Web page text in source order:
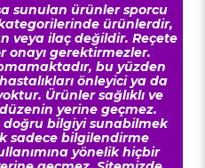
sunulan ürünler sporcu
kategorilerinde ürünlerdir,
veya ilaç değildir. Reçete
onayı gerektirmezler.
bu yüzden
önleyici ya da
Ürünler sağlıklı ve
yerine geçmez.
doğru bilgiyi sunabilmek
sadece bilgilendirme
yönelik hiçbir